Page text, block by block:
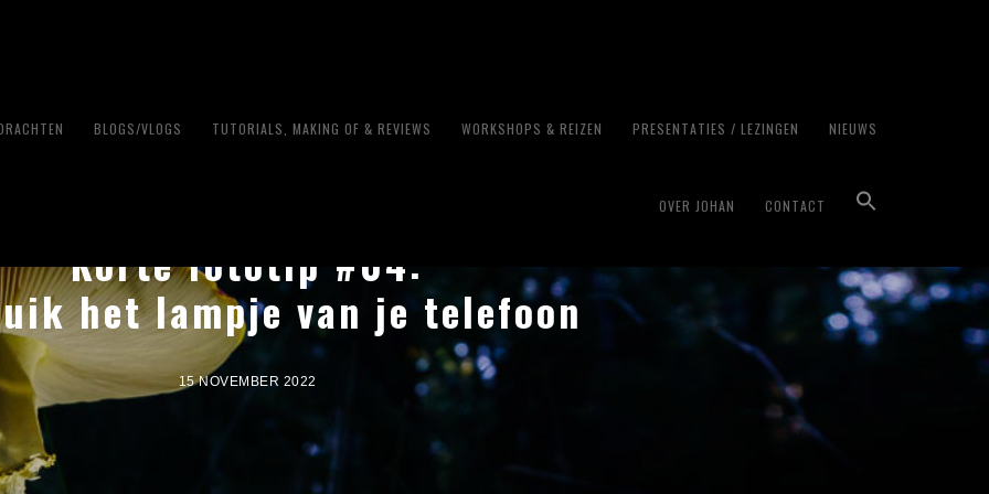
BLOGS/VLOGS TUTORIALS, MAKING OF & REVIEWS WORKSHOPS & REIZEN PRESENTATIES / LEZINGEN NIEUWS
OVER JOHAN CONTACT
Korte fototip #04:
het lampje van je telefoon
15 NOVEMBER 2022